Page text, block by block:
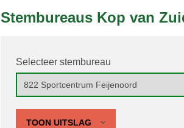
Stembureaus Kop van
Selecteer stembureau
TOON UITSLAG